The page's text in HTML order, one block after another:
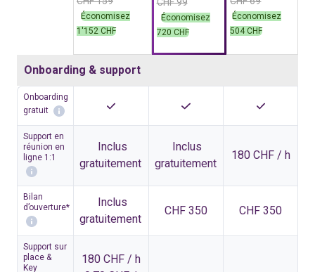
Économisez
1'152 CHF
Économisez
720 CHF
Économisez
504 CHF
Onboarding & support
Onboarding
gratuit
Support en
réunion en
ligne 1:1
Inclus
gratuitement
Inclus
gratuitement
180 CHF / h
Bilan
d’ouverture*
Inclus
gratuitement
CHF 350 CHF 350
Support sur
place &
Key
180 CHF / h